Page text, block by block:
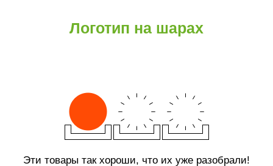
Логотип на шарах
Эти товары так хороши, что их уже разобрали!